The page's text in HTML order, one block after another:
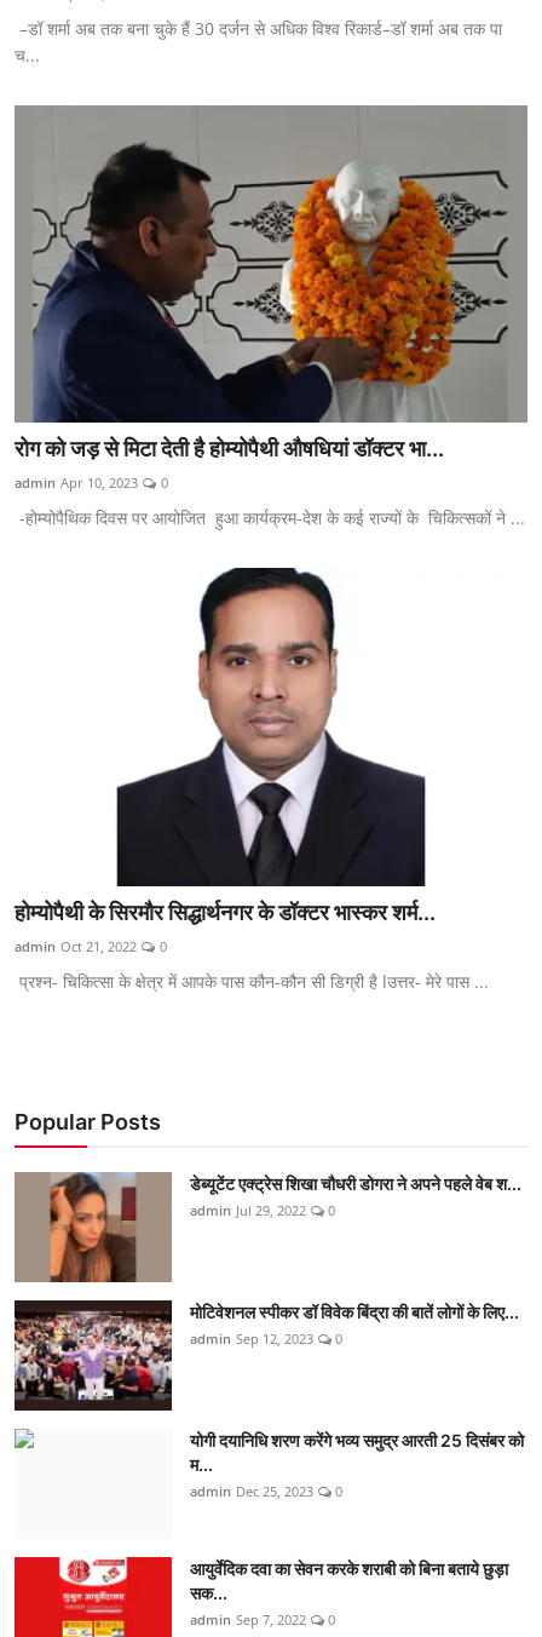
–डॉ शर्मा अब तक बना चुके हैं 30 दर्जन से अधिक विश्व रिकार्ड–डॉ शर्मा अब तक पा
च...
रोग को जड़ से मिटा देती है होम्योपैथी औषधियां डॉक्टर भा...
admin Apr 10, 2023 0
-होम्योपैथिक दिवस पर आयोजित हुआ कार्यक्रम-देश के कई राज्यों के चिकित्सकों ने ...
होम्योपैथी के सिरमौर सिद्धार्थनगर के डॉक्टर भास्कर शर्म...
admin Oct 21, 2022 0
प्रश्न- चिकित्सा के क्षेत्र में आपके पास कौन-कौन सी डिग्री है lउत्तर- मेरे पास ...
Popular Posts
डेब्यूटेंट एक्ट्रेस शिखा चौधरी डोगरा ने अपने पहले वेब श...
admin Jul 29, 2022 0
मोटिवेशनल स्पीकर डॉ विवेक बिंद्रा की बातें लोगों के लिए...
admin Sep 12, 2023 0
योगी दयानिधि शरण करेंगे भव्य समुद्र आरती 25 दिसंबर को
म...
admin Dec 25, 2023 0
आयुर्वेदिक दवा का सेवन करके शराबी को बिना बताये छुड़ा
सक...
admin Sep 7, 2022 0